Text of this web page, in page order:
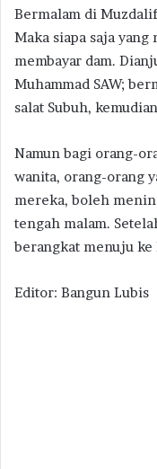
Bermalam di
Maka siapa saja
membayar dam.
Muhammad SAW;
salat Subuh,
Namun bagi orang-
wanita, orang-orang
mereka, boleh
tengah malam.
berangkat menuju ke
Editor: Bangun Lubis